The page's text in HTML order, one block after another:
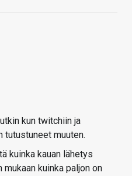
kun twitchiin ja
tutustuneet muuten.
kuinka kauan lähetys
kuinka paljon on